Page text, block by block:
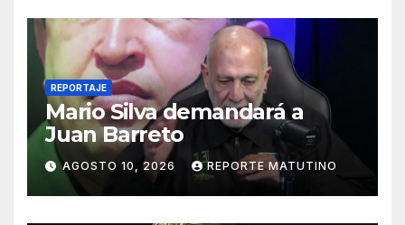
REPORTAJE
Mario Silva demandará a
Juan Barreto
AGOSTO 10, 2026 REPORTE MATUTINO